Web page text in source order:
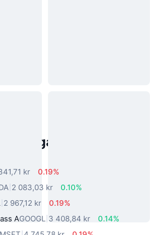
från den
kr
0.19%
2 083,03 kr
0.10%
2 967,12 kr
0.19%
AGOOGL 3 408,84 kr
0.14%